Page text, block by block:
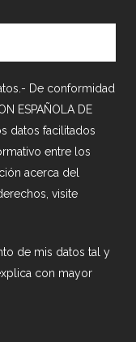
De conformidad
ESPAÑOLA DE
datos facilitados
entre los
acerca del
visite
de mis datos tal y
con mayor